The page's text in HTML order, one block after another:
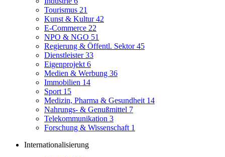
Tourismus 21
Kunst & Kultur42
E-Commerce 22
NPO & NGO 51
Regierung & Öffentl. Sektor45
Dienstleister33
Eigenprojekt 6
Medien & Werbung 36
Immobilien 14
Sport 15
Medizin, Pharma & Gesundheit 14
Nahrungs- & Genußmittel 7
Telekommunikation 3
Forschung & Wissenschaft 1
Internationalisierung